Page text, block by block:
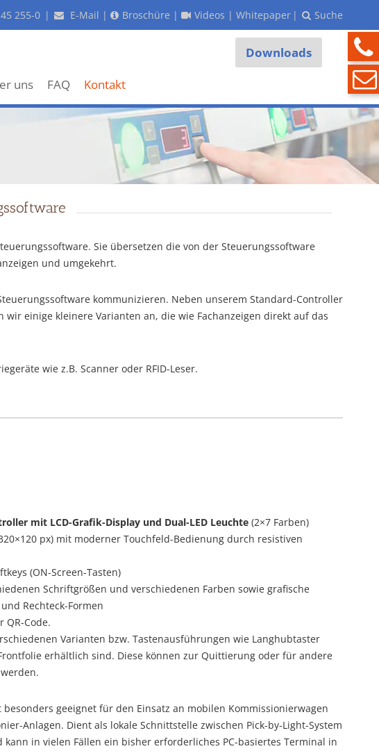
255-0 | E-Mail | Broschüre | Videos | Whitepaper | Suche
Downloads
uns FAQ Kontakt
Sie übersetzen die von der Steuerungssoftware
und umgekehrt.
kommunizieren. Neben unserem Standard-Controller
einige kleinere Varianten an, die wie Fachanzeigen direkt auf das
wie z.B. Scanner oder RFID-Leser.
mit LCD-Grafik-Display und Dual-LED Leuchte(2×7 Farben)
px) mit moderner Touchfeld-Bedienung durch resistiven
(ON-Screen-Tasten)
Schriftgrößen und verschiedenen Farben sowie grafische
Rechteck-Formen
QR-Code.
Varianten bzw. Tastenausführungen wie Langhubtaster
erhältlich sind. Diese können zur Quittierung oder für andere
geeignet für den Einsatz an mobilen Kommissionierwagen
Anlagen. Dient als lokale Schnittstelle zwischen Pick-by-Light-System
in vielen Fällen ein bisher erforderliches PC-basiertes Terminal in